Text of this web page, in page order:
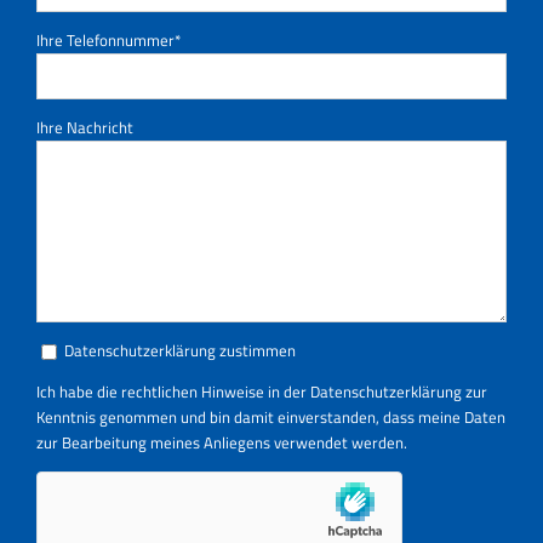
Ihre Telefonnummer*
Ihre Nachricht
Datenschutzerklärung zustimmen
Ich habe die rechtlichen Hinweise in der Datenschutzerklärungzur
Kenntnis genommen und bin damit einverstanden, dass meine Daten
zur Bearbeitung meines Anliegens verwendet werden.